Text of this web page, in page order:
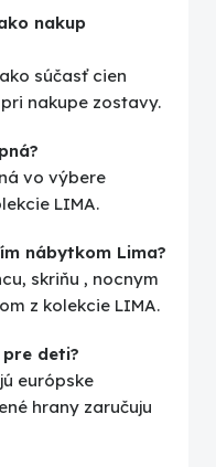
nakup
súčasť cien
nakupe zostavy.
vo výbere
LIMA.
nábytkom Lima?
skriňu , nocnym
z kolekcie LIMA.
deti?
európske
hrany zaručuju